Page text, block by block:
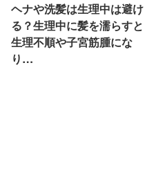
ヘナや洗髪は生理中は避け
る？生理中に髪を濡らすと
生理不順や子宮筋腫にな
り…